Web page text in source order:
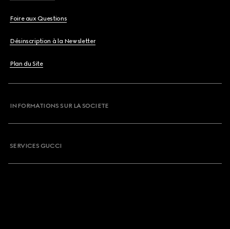
Foire aux Questions
Désinscription à la Newsletter
Plan du Site
INFORMATIONS SUR LA SOCIETE
SERVICES GUCCI